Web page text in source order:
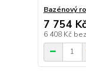
Bazénový
7 754 Kč
6 408 Kč